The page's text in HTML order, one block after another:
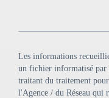
Les informations
un fichier informatisé par
traitant du traitement
l'Agence / du Réseau qui